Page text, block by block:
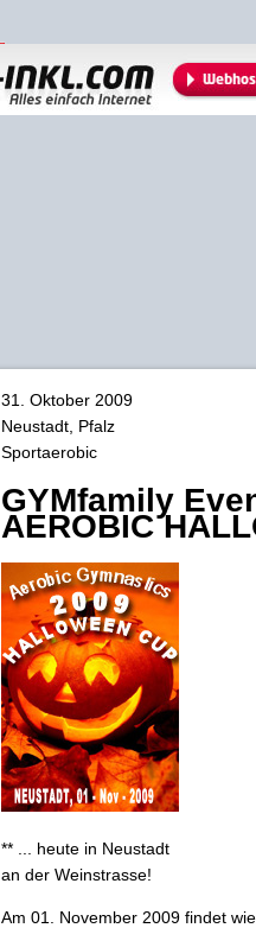
31. Oktober 2009
Neustadt, Pfalz
Sportaerobic
GYMfamily
AEROBIC
** ... heute in Neustadt
an der Weinstrasse!
Am 01. November 2009 findet